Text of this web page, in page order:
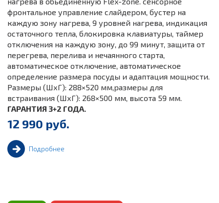
фронтальное управление слайдером, бустер на
каждую зону нагрева, 9 уровней нагрева, индикация
остаточного тепла, блокировка клавиатуры, таймер
отключения на каждую зону, до 99 минут, защита от
перегрева, перелива и нечаянного старта,
автоматическое отключение, автоматическое
определение размера посуды и адаптация мощности.
Размеры (ШхГ): 288×520 мм,размеры для
встраивания (ШхГ): 268×500 мм, высота 59 мм.
ГАРАНТИЯ 3+2 ГОДА.
12 990 руб.
Подробнее